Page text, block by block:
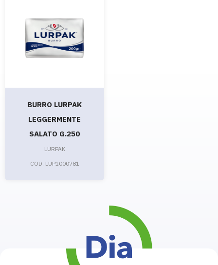
BURRO LURPAK
LEGGERMENTE
SALATO G.250
LURPAK
COD. LUP1000781